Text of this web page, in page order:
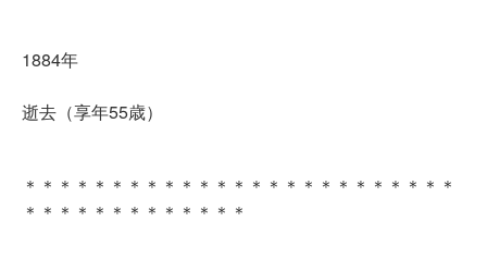
1884年
逝去（享年55歳）
＊＊＊＊＊＊＊＊＊＊＊＊＊＊＊＊＊＊＊＊＊＊＊＊＊
＊＊＊＊＊＊＊＊＊＊＊＊＊